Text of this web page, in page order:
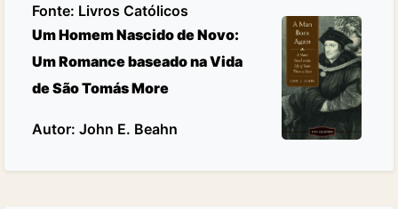
Fonte: Livros Católicos
Um Homem Nascido de Novo:
Um Romance baseado na Vida
de São Tomás More
Autor: John E. Beahn